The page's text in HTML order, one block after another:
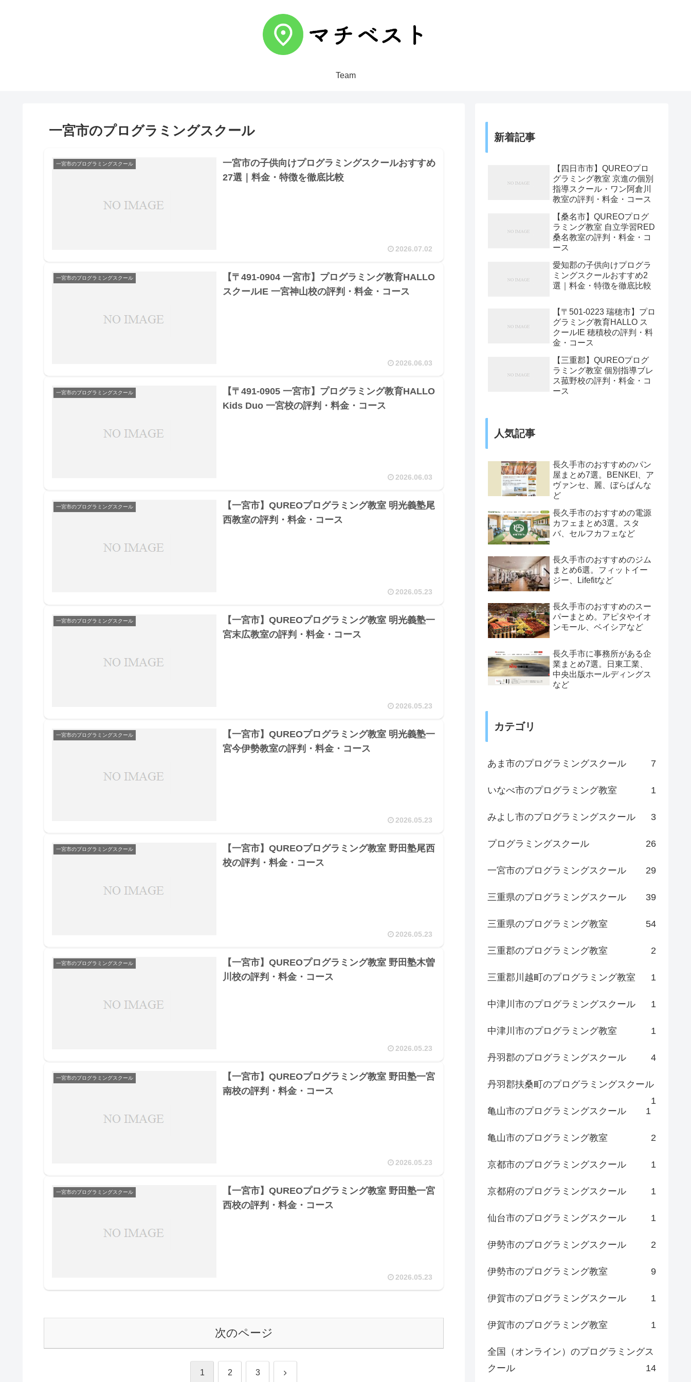
Team
一宮市のプログラミングスクール
一宮市のプログラミングスクール
一宮市の子供向けプログラミングスクールおすすめ
27選｜料金・特徴を徹底比較
2026.07.02
一宮市のプログラミングスクール
【〒491-0904 一宮市】プログラミング教育HALLO
スクールIE 一宮神山校の評判・料金・コース
2026.06.03
一宮市のプログラミングスクール
【〒491-0905 一宮市】プログラミング教育HALLO
Kids Duo 一宮校の評判・料金・コース
2026.06.03
一宮市のプログラミングスクール
【一宮市】QUREOプログラミング教室 明光義塾尾
西教室の評判・料金・コース
2026.05.23
一宮市のプログラミングスクール
【一宮市】QUREOプログラミング教室 明光義塾一
宮末広教室の評判・料金・コース
2026.05.23
一宮市のプログラミングスクール
【一宮市】QUREOプログラミング教室 明光義塾一
宮今伊勢教室の評判・料金・コース
2026.05.23
一宮市のプログラミングスクール
【一宮市】QUREOプログラミング教室 野田塾尾西
校の評判・料金・コース
2026.05.23
一宮市のプログラミングスクール
【一宮市】QUREOプログラミング教室 野田塾木曽
川校の評判・料金・コース
2026.05.23
一宮市のプログラミングスクール
【一宮市】QUREOプログラミング教室 野田塾一宮
南校の評判・料金・コース
2026.05.23
一宮市のプログラミングスクール
【一宮市】QUREOプログラミング教室 野田塾一宮
西校の評判・料金・コース
2026.05.23
次のページ
1 2 3 次
新着記事
【四日市市】QUREOプロ
グラミング教室 京進の個別
指導スクール・ワン阿倉川
教室の評判・料金・コース
【桑名市】QUREOプログ
ラミング教室 自立学習RED
桑名教室の評判・料金・コ
ース
愛知郡の子供向けプログラ
ミングスクールおすすめ2
選｜料金・特徴を徹底比較
【〒501-0223 瑞穂市】プロ
グラミング教育HALLO ス
クールIE 穂積校の評判・料
金・コース
【三重郡】QUREOプログ
ラミング教室 個別指導ブレ
ス菰野校の評判・料金・コ
ース
人気記事
長久手市のおすすめのパン
屋まとめ7選。BENKEI、ア
ヴァンセ、麗、ぼらぱんな
ど
長久手市のおすすめの電源
カフェまとめ3選。スタ
バ、セルフカフェなど
長久手市のおすすめのジム
まとめ6選。フィットイー
ジー、Lifefitなど
長久手市のおすすめのスー
パーまとめ。アピタやイオ
ンモール、ベイシアなど
長久手市に事務所がある企
業まとめ7選。日東工業、
中央出版ホールディングス
など
カテゴリ
あま市のプログラミングスクール 7
いなべ市のプログラミング教室 1
みよし市のプログラミングスクール 3
プログラミングスクール 26
一宮市のプログラミングスクール 29
三重県のプログラミングスクール 39
三重県のプログラミング教室 54
三重郡のプログラミング教室 2
三重郡川越町のプログラミング教室 1
中津川市のプログラミングスクール 1
中津川市のプログラミング教室 1
丹羽郡のプログラミングスクール 4
丹羽郡扶桑町のプログラミングスクール
1
亀山市のプログラミングスクール
1
亀山市のプログラミング教室 2
京都市のプログラミングスクール 1
京都府のプログラミングスクール 1
仙台市のプログラミングスクール 1
伊勢市のプログラミングスクール 2
伊勢市のプログラミング教室 9
伊賀市のプログラミングスクール 1
伊賀市のプログラミング教室 1
全国（オンライン）のプログラミングス
クール
14